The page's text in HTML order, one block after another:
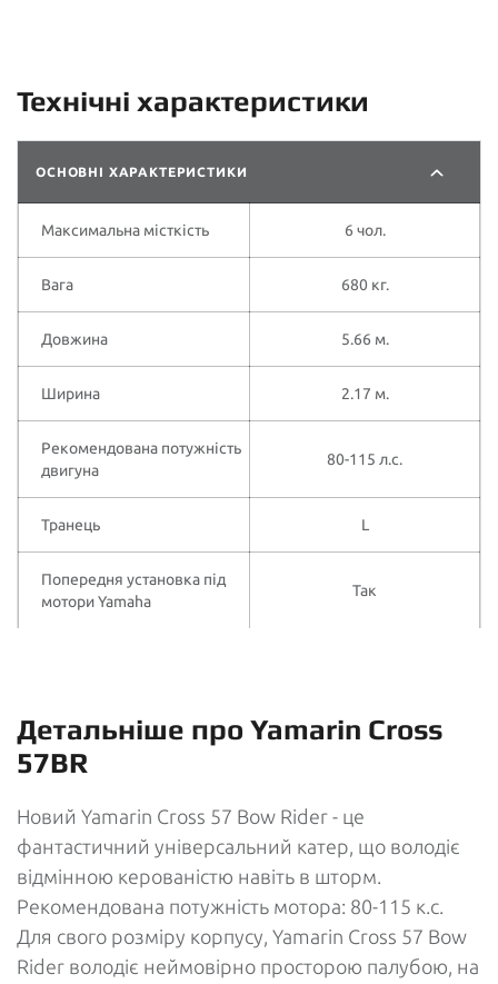
Технічні характеристики
ОСНОВНІ ХАРАКТЕРИСТИКИ
Максимальна місткість 6 чол.
Вага 680 кг.
Довжина 5.66 м.
Ширина 2.17 м.
Рекомендована потужність
двигуна
80-115 л.с.
Транець L
Попередня установка під
мотори Yamaha
Так
Детальніше про Yamarin Cross
57BR
Новий Yamarin Cross 57 Bow Rider - це
фантастичний універсальний катер, що володіє
відмінною керованістю навіть в шторм.
Рекомендована потужність мотора: 80-115 к.с.
Для свого розміру корпусу, Yamarin Cross 57 Bow
Rider володіє неймовірно просторою палубою, на